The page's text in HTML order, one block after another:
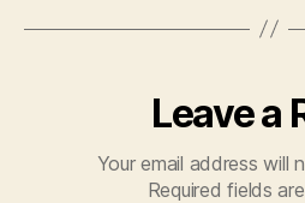
Leave a
Your email address will
Required fields